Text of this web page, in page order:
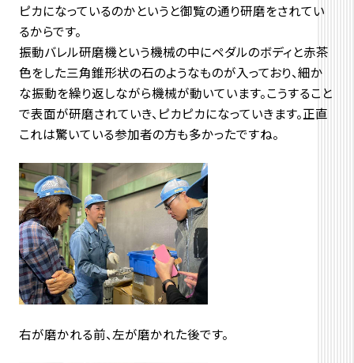
ピカになっているのかというと御覧の通り研磨をされてい
るからです。
振動バレル研磨機という機械の中にペダルのボディと赤茶
色をした三角錐形状の石のようなものが入っており、細か
な振動を繰り返しながら機械が動いています。こうすること
で表面が研磨されていき、ピカピカになっていきます。正直
これは驚いている参加者の方も多かったですね。
右が磨かれる前、左が磨かれた後です。